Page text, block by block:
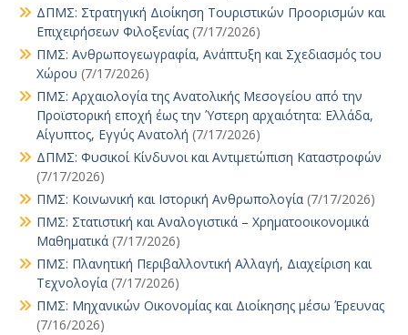
ΔΠΜΣ: Στρατηγική Διοίκηση Τουριστικών Προορισμών και
Επιχειρήσεων Φιλοξενίας (7/17/2026)
ΠΜΣ: Ανθρωπογεωγραφία, Ανάπτυξη και Σχεδιασμός του
Χώρου (7/17/2026)
ΠΜΣ: Αρχαιολογία της Ανατολικής Μεσογείου από την
Προϊστορική εποχή έως την Ύστερη αρχαιότητα: Ελλάδα,
Αίγυπτος, Εγγύς Ανατολή (7/17/2026)
ΔΠΜΣ: Φυσικοί Κίνδυνοι και Αντιμετώπιση Καταστροφών
(7/17/2026)
ΠΜΣ: Κοινωνική και Ιστορική Ανθρωπολογία (7/17/2026)
ΠΜΣ: Στατιστική και Αναλογιστικά – Χρηματοοικονομικά
Μαθηματικά (7/17/2026)
ΠΜΣ: Πλανητική Περιβαλλοντική Αλλαγή, Διαχείριση και
Τεχνολογία (7/17/2026)
ΠΜΣ: Μηχανικών Οικονομίας και Διοίκησης μέσω Έρευνας
(7/16/2026)